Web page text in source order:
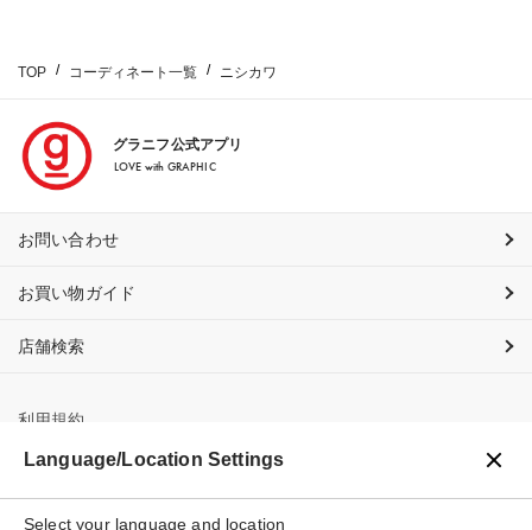
TOP コーディネート一覧 ニシカワ
グラニフ公式アプリ
LOVE with GRAPHIC
お問い合わせ
お買い物ガイド
店舗検索
利用規約
プライバシーポリシー
特定商取引法に基づく表示
Language/Location Settings
Select your language and location